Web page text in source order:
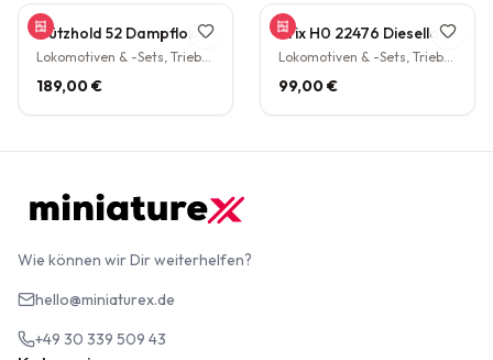
Gützhold 52 Dampflokomotive 32 700 DB Tender Epoche III DC NEM H0 1:87
Lokomotiven & -Sets, Triebwagen
189,00 €
Trix H0 22476 Diesellokomotive BR V160 003 DB NEM Epoche IV H0 1:87
Lokomotiven & -Sets, Triebwagen
99,00 €
Wie können wir Dir weiterhelfen?
hello@miniaturex.de
+49 30 339 509 43